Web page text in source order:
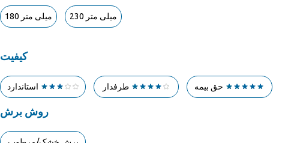
180 میلی متر 230 میلی متر
کیفیت
استاندارد طرفدار حق بیمه
روش برش